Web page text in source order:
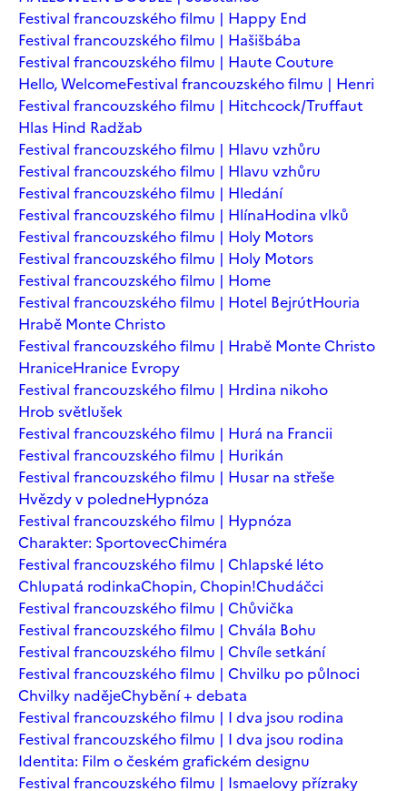
Festival francouzského filmu | Happy End
Festival francouzského filmu | Hašišbába
Festival francouzského filmu | Haute Couture
Hello, WelcomeFestival francouzského filmu | Henri
Festival francouzského filmu | Hitchcock/Truffaut
Hlas Hind Radžab
Festival francouzského filmu | Hlavu vzhůru
Festival francouzského filmu | Hlavu vzhůru
Festival francouzského filmu | Hledání
Festival francouzského filmu | HlínaHodina vlků
Festival francouzského filmu | Holy Motors
Festival francouzského filmu | Holy Motors
Festival francouzského filmu | Home
Festival francouzského filmu | Hotel BejrútHouria
Hrabě Monte Christo
Festival francouzského filmu | Hrabě Monte Christo
HraniceHranice Evropy
Festival francouzského filmu | Hrdina nikoho
Hrob světlušek
Festival francouzského filmu | Hurá na Francii
Festival francouzského filmu | Hurikán
Festival francouzského filmu | Husar na střeše
Hvězdy v poledneHypnóza
Festival francouzského filmu | Hypnóza
Charakter: SportovecChiméra
Festival francouzského filmu | Chlapské léto
Chlupatá rodinkaChopin, Chopin!Chudáčci
Festival francouzského filmu | Chůvička
Festival francouzského filmu | Chvála Bohu
Festival francouzského filmu | Chvíle setkání
Festival francouzského filmu | Chvilku po půlnoci
Chvilky nadějeChybění + debata
Festival francouzského filmu | I dva jsou rodina
Festival francouzského filmu | I dva jsou rodina
Identita: Film o českém grafickém designu
Festival francouzského filmu | Ismaelovy přízraky